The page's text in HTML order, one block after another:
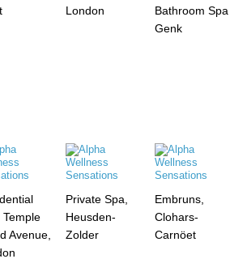
London
Bathroom Spa
Genk
Temple
Avenue,
Private Spa,
Heusden-
Zolder
Embruns,
Clohars-
Carnöet